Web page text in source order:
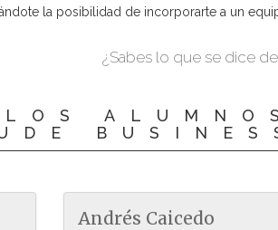
la posibilidad de incorporarte a un
¿Sabes lo que se dice
Andrés Caicedo